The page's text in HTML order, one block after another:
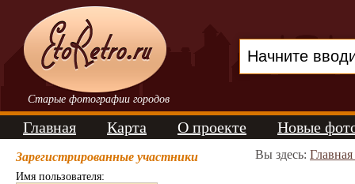
Старые фотографии городов
Главная Карта О проекте Новые
Зарегистрированные участники
Имя пользователя:
Вы здесь: